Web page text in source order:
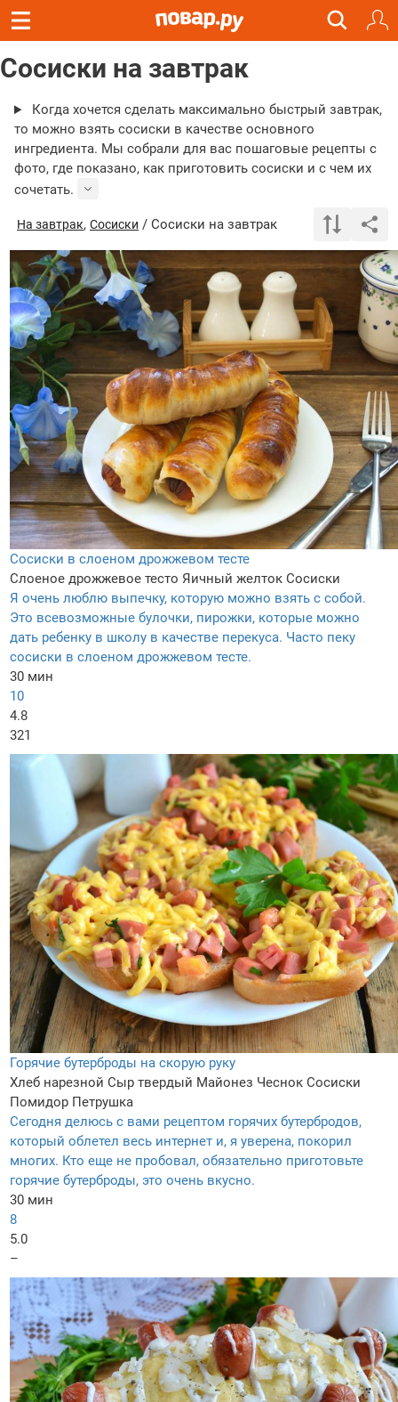
Сосиски на завтрак
Когда хочется сделать максимально быстрый завтрак,
то можно взять сосиски в качестве основного
ингредиента. Мы собрали для вас пошаговые рецепты с
фото, где показано, как приготовить сосиски и с чем их
сочетать.
На завтрак, Сосиски / Сосиски на завтрак
Сосиски в слоеном дрожжевом тесте
Слоеное дрожжевое тесто Яичный желток Сосиски
Я очень люблю выпечку, которую можно взять с собой.
Это всевозможные булочки, пирожки, которые можно
дать ребенку в школу в качестве перекуса. Часто пеку
сосиски в слоеном дрожжевом тесте.
30 мин
10
4.8
321
Горячие бутерброды на скорую руку
Хлеб нарезной Сыр твердый Майонез Чеснок Сосиски
Помидор Петрушка
Сегодня делюсь с вами рецептом горячих бутербродов,
который облетел весь интернет и, я уверена, покорил
многих. Кто еще не пробовал, обязательно приготовьте
горячие бутерброды, это очень вкусно.
30 мин
8
5.0
–